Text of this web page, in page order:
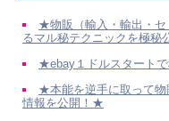
★物販（輸入・輸出・セ
るマル秘テクニックを極秘
★ebay１ドルスタート
★本能を逆手に取って物
情報を公開！★